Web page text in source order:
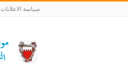
سياسة الاعلانات